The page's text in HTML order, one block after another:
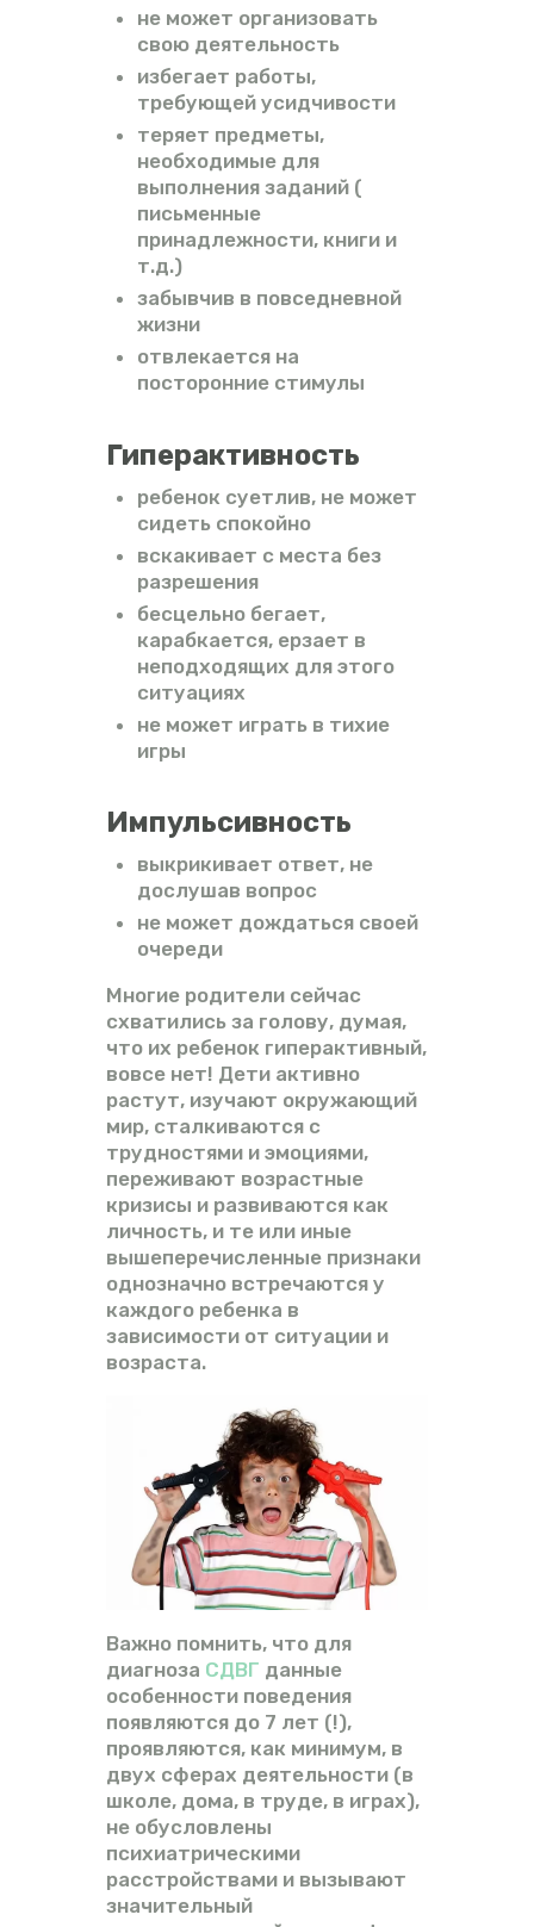
не может организовать
свою деятельность
избегает работы,
требующей усидчивости
теряет предметы,
необходимые для
выполнения заданий (
письменные
принадлежности, книги и
т.д.)
забывчив в повседневной
жизни
отвлекается на
посторонние стимулы
Гиперактивность
ребенок суетлив, не может
сидеть спокойно
вскакивает с места без
разрешения
бесцельно бегает,
карабкается, ерзает в
неподходящих для этого
ситуациях
не может играть в тихие
игры
Импульсивность
выкрикивает ответ, не
дослушав вопрос
не может дождаться своей
очереди
Многие родители сейчас
схватились за голову, думая,
что их ребенок гиперактивный,
вовсе нет! Дети активно
растут, изучают окружающий
мир, сталкиваются с
трудностями и эмоциями,
переживают возрастные
кризисы и развиваются как
личность, и те или иные
вышеперечисленные признаки
однозначно встречаются у
каждого ребенка в
зависимости от ситуации и
возраста.
Важно помнить, что для
диагноза СДВГ данные
особенности поведения
появляются до 7 лет (!),
проявляются, как минимум, в
двух сферах деятельности (в
школе, дома, в труде, в играх),
не обусловлены
психиатрическими
расстройствами и вызывают
значительный